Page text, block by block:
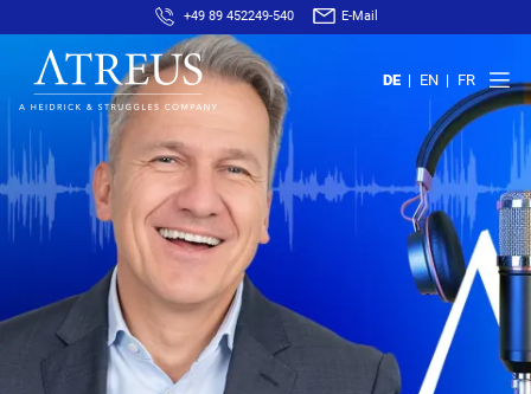
+49 89 452249-540 E-Mail
DE EN FR